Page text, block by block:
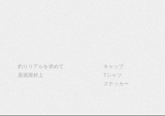
釣りリアルを求めて
居酒屋村上
キャップ
Tシャツ
ステッカー